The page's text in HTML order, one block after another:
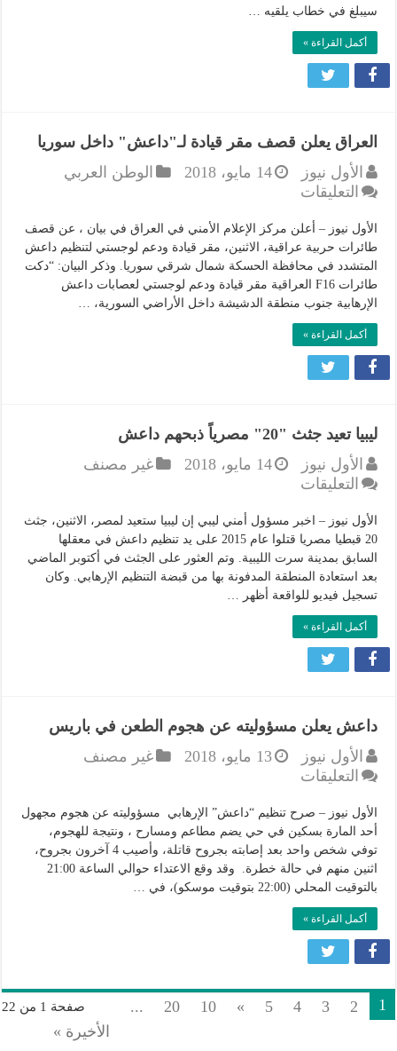
عصابة
داعش
الإرهابية
سيبلغ في خطاب يلقيه …
أكمل القراءة »
العراق يعلن قصف مقر قيادة لـ"داعش" داخل سوريا
الأول نيوز
14 مايو، 2018
الوطن العربي
التعليقات
يعلن
قصف
مقر
قيادة
لـ"داعش"
داخل
سوريا
الأول نيوز – أعلن مركز الإعلام الأمني في العراق في بيان ، عن قصف
طائرات حربية عراقية، الاثنين، مقر قيادة ودعم لوجستي لتنظيم داعش
المتشدد في محافظة الحسكة شمال شرقي سوريا. وذكر البيان: “دكت
طائرات F16 العراقية مقر قيادة ودعم لوجستي لعصابات داعش
الإرهابية جنوب منطقة الدشيشة داخل الأراضي السورية، …
أكمل القراءة »
ليبيا تعيد جثث "20" مصرياً ذبحهم داعش
الأول نيوز
14 مايو، 2018
غير مصنف
التعليقات
تعيد
جثث
"20"
مصرياً
ذبحهم
داعش
مغلقة
الأول نيوز – اخبر مسؤول أمني ليبي إن ليبيا ستعيد لمصر، الاثنين، جثث
20 قبطيا مصريا قتلوا عام 2015 على يد تنظيم داعش في معقلها
السابق بمدينة سرت الليبية. وتم العثور على الجثث في أكتوبر الماضي
بعد استعادة المنطقة المدفونة بها من قبضة التنظيم الإرهابي. وكان
تسجيل فيديو للواقعة أظهر …
أكمل القراءة »
داعش يعلن مسؤوليته عن هجوم الطعن في باريس
الأول نيوز
13 مايو، 2018
غير مصنف
التعليقات
يعلن
مسؤوليته
عن
هجوم
الطعن
في
باريس
الأول نيوز – صرح تنظيم “داعش” الإرهابي مسؤوليته عن هجوم مجهول
أحد المارة بسكين في حي يضم مطاعم ومسارح ، ونتيجة للهجوم،
توفي شخص واحد بعد إصابته بجروح قاتلة، وأصيب 4 آخرون بجروح،
اثنين منهم في حالة خطرة. وقد وقع الاعتداء حوالي الساعة 21:00
بالتوقيت المحلي (22:00 بتوقيت موسكو)، في …
أكمل القراءة »
صفحة 1 من 22 1
2
3
4
5
»
10
20
...
الأخيرة »